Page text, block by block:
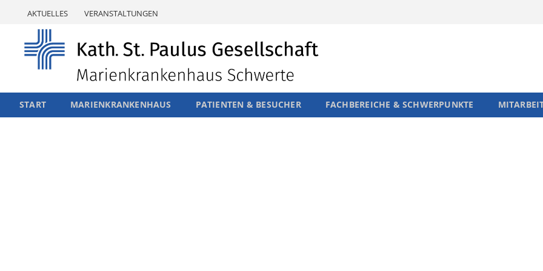
AKTUELLES VERANSTALTUNGEN
START MARIENKRANKENHAUS PATIENTEN & BESUCHER FACHBEREICHE & SCHWERPUNKTE